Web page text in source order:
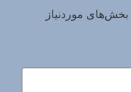
بخش‌های موردنیاز